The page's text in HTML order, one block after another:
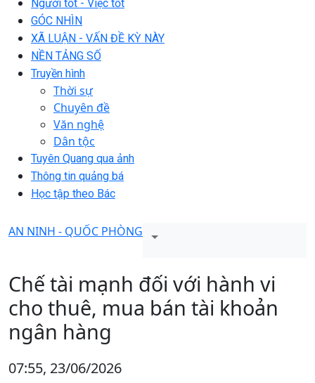
Người tốt - Việc tốt
GÓC NHÌN
XÃ LUẬN - VẤN ĐỀ KỲ NÀY
NỀN TẢNG SỐ
Truyền hình
Thời sự
Chuyên đề
Văn nghệ
Dân tộc
Tuyên Quang qua ảnh
Thông tin quảng bá
Học tập theo Bác
AN NINH - QUỐC PHÒNG
Chế tài mạnh đối với hành vi
cho thuê, mua bán tài khoản
ngân hàng
07:55, 23/06/2026